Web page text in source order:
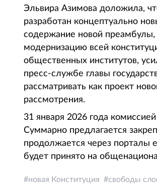
Эльвира Азимова доложила,
разработан концептуально
содержание новой преамбулы,
модернизацию всей
общественных институтов,
пресс-службе главы
рассматривать как проект
рассмотрения.
31 января 2026 года
Суммарно предлагается
продолжается через порталы
будет принято на
новая Конституция свободы